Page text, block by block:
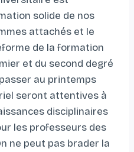
solide de nos
attachés et le
de la formation
et du second degré
au printemps
seront attentives à
disciplinaires
les professeurs des
ne peut pas brader la